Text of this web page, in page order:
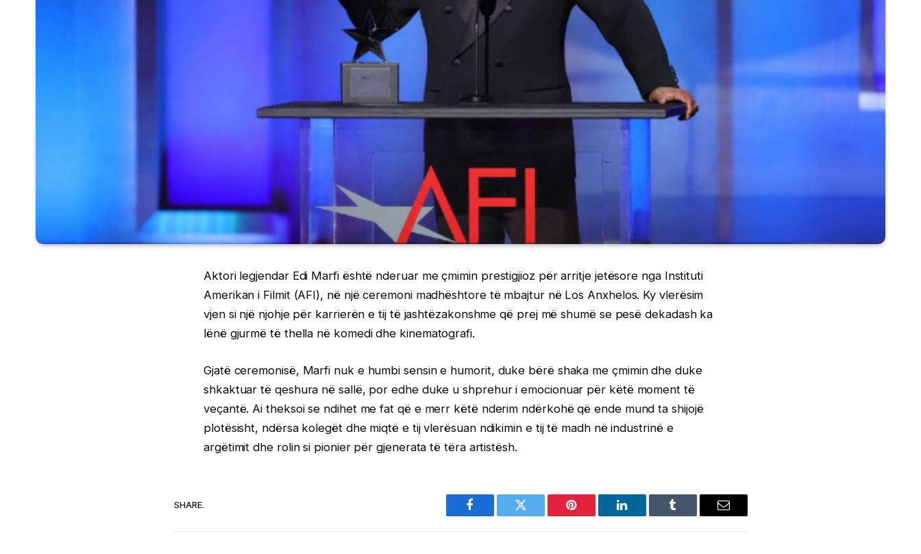
Aktori legjendar Edi Marfi është nderuar me çmimin prestigjioz për arritje jetësore nga Instituti
Amerikan i Filmit (AFI), në një ceremoni madhështore të mbajtur në Los Anxhelos. Ky vlerësim
vjen si një njohje për karrierën e tij të jashtëzakonshme që prej më shumë se pesë dekadash ka
lënë gjurmë të thella në komedi dhe kinematografi.
Gjatë ceremonisë, Marfi nuk e humbi sensin e humorit, duke bërë shaka me çmimin dhe duke
shkaktuar të qeshura në sallë, por edhe duke u shprehur i emocionuar për këtë moment të
veçantë. Ai theksoi se ndihet me fat që e merr këtë nderim ndërkohë që ende mund ta shijojë
plotësisht, ndërsa kolegët dhe miqtë e tij vlerësuan ndikimin e tij të madh në industrinë e
argëtimit dhe rolin si pionier për gjenerata të tëra artistësh.
SHARE.
Facebook Twitter Pinterest LinkedIn Tumblr Email